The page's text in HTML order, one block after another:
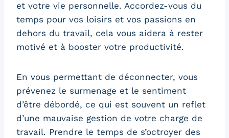
et votre vie personnelle. Accordez-vous du
temps pour vos loisirs et vos passions en
dehors du travail, cela vous aidera à rester
motivé et à booster votre productivité.
En vous permettant de déconnecter, vous
prévenez le surmenage et le sentiment
d’être débordé, ce qui est souvent un reflet
d’une mauvaise gestion de votre charge de
travail. Prendre le temps de s’octroyer des